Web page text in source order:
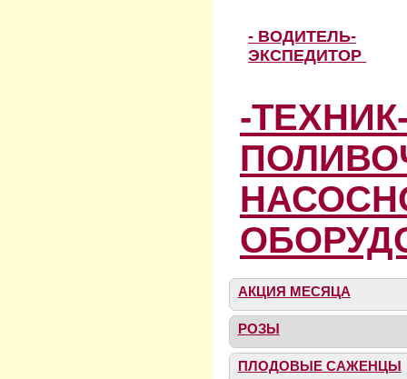
- ВОДИТЕЛЬ-
ЭКСПЕДИТОР
-
АКЦИЯ МЕСЯЦА
РОЗЫ
ПЛОДОВЫЕ САЖЕНЦЫ